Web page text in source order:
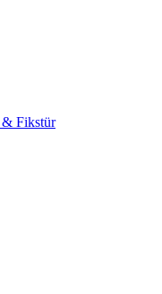
Fikstür